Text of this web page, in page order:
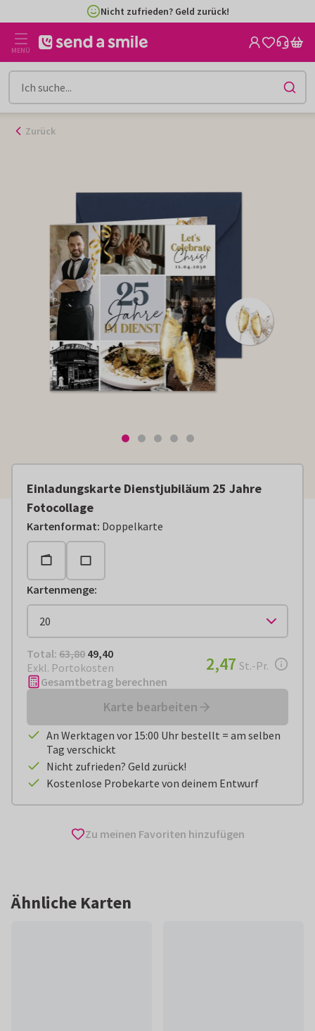
Inhalt
gehen
Nicht zufrieden? Geld zurück!
MENÜ
Zurück
Einladungskarte Dienstjubiläum 25 Jahre
Fotocollage
Kartenformat: Doppelkarte
Kartenmenge:
Total: € 49,40
Total: 63,80 49,40
Exkl. Portokosten
€ 2,47pro Stück
2,47 St.-Pr.
Gesamtbetrag berechnen
Karte bearbeiten
An Werktagen vor 15:00 Uhr bestellt = am selben
Tag verschickt
Nicht zufrieden? Geld zurück!
Kostenlose Probekarte von deinem Entwurf
Zu meinen Favoriten hinzufügen
Ähnliche Karten